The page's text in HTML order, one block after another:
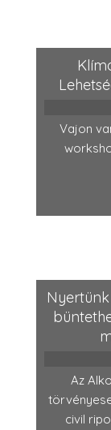
Vajon
Az
civil